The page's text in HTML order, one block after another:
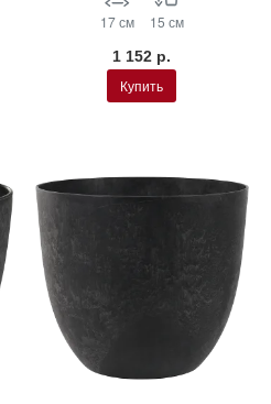
17 см 15 см
1 152 р.
Купить